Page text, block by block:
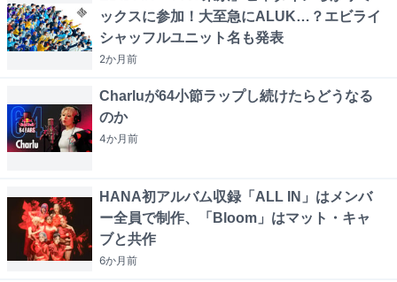
ックスに参加！大至急にALUK…？エビライ
シャッフルユニット名も発表
2か月前
Charluが64小節ラップし続けたらどうなる
のか
4か月前
HANA初アルバム収録「ALL IN」はメンバ
ー全員で制作、「Bloom」はマット・キャ
ブと共作
6か月前